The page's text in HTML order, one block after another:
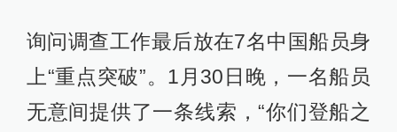
询问调查工作最后放在7名中国船员身
上“重点突破”。1月30日晚，一名船员
无意间提供了一条线索，“你们登船之